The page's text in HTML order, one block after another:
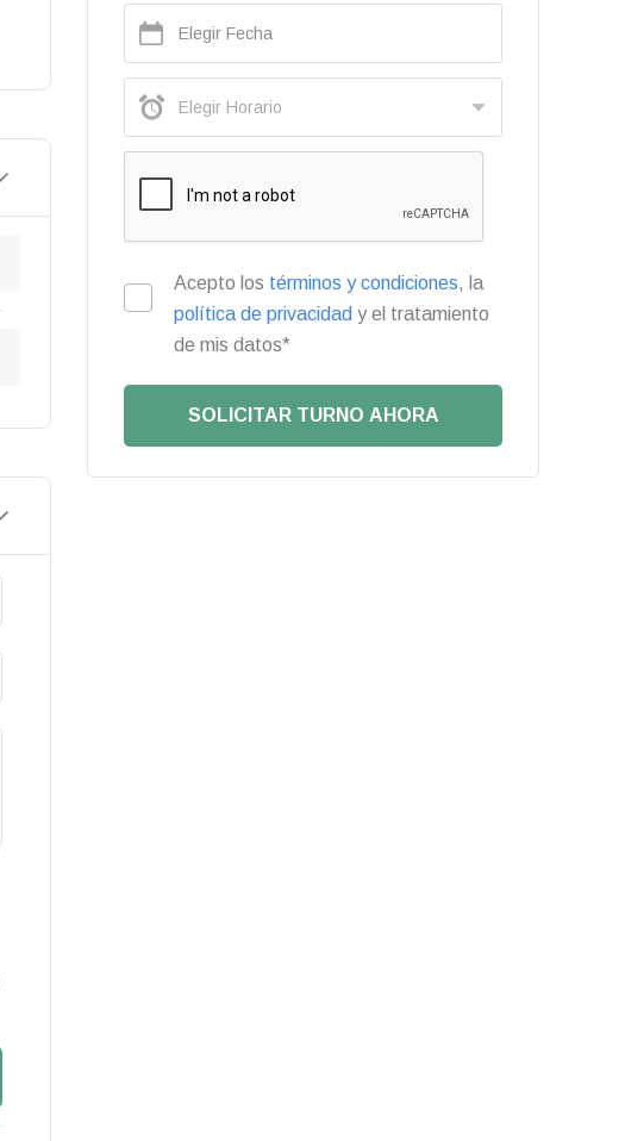
Acepto los términos y condiciones, la
política de privacidad y el tratamiento
de mis datos*